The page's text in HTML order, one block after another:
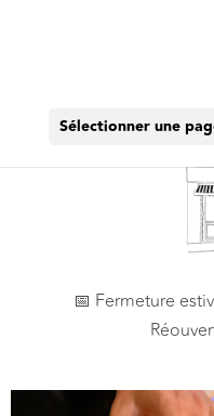
Sélectionner une
📅 Fermeture